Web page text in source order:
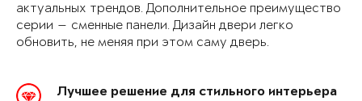
актуальных трендов. Дополнительное преимущество
серии — сменные панели. Дизайн двери легко
обновить, не меняя при этом саму дверь.
Лучшее решение для стильного интерьера